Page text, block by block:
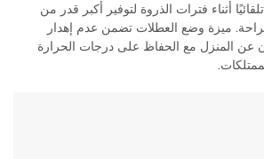
أثناء فترات الذروة لتوفير أكبر قدر من
ميزة وضع العطلات تضمن عدم إهدار
عن المنزل مع الحفاظ على درجات الحرارة